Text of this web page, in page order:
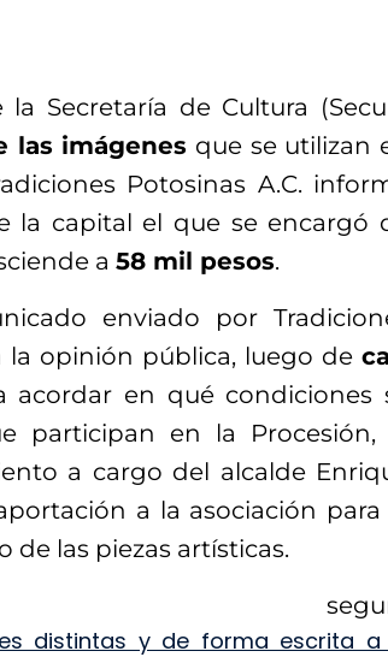
Secretaría de Cultura
las imágenes que se utilizan
Potosinas A.C.
la capital el que se encargó
a 58 mil pesos.
enviado por
la opinión pública, luego de
acordar en qué condiciones
participan en la Procesión,
a cargo del alcalde
a la asociación para
de las piezas artísticas.
distintas y de forma escrita a